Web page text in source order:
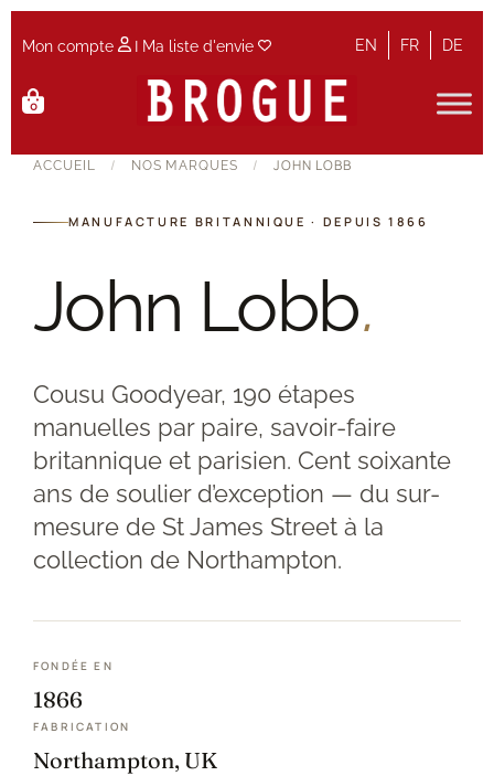
EN FR DE
0
Mon compte | Ma liste d'envie
Aller
navigation
Aller
au
Accueil
Accueil
Contact
Guide des tailles
Maintenance
Nos marques
Bontoni Chaussures
Carlos Santos Chaussures
ACCUEIL / NOS MARQUES / JOHN LOBB
MANUFACTURE BRITANNIQUE · DEPUIS 1866
John Lobb.
Cousu Goodyear, 190 étapes
manuelles par paire, savoir-faire
britannique et parisien. Cent soixante
ans de soulier d’exception — du sur-
mesure de St James Street à la
collection de Northampton.
FONDÉE EN
1866
FABRICATION
Northampton, UK